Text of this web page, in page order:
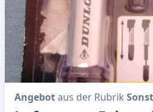
Angebotaus der Rubrik